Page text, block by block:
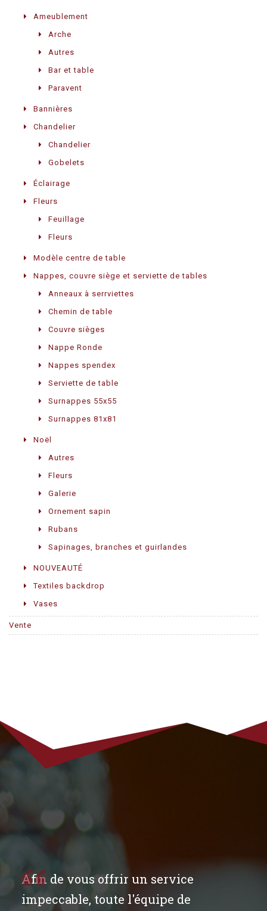
Ameublement
Arche
Autres
Bar et table
Paravent
Bannières
Chandelier
Chandelier
Gobelets
Éclairage
Fleurs
Feuillage
Fleurs
Modèle centre de table
Nappes, couvre siège et serviette de tables
Anneaux à serrviettes
Chemin de table
Couvre sièges
Nappe Ronde
Nappes spendex
Serviette de table
Surnappes 55x55
Surnappes 81x81
Noël
Autres
Fleurs
Galerie
Ornement sapin
Rubans
Sapinages, branches et guirlandes
NOUVEAUTÉ
Textiles backdrop
Vases
Vente
Afin de vous offrir un service
impeccable, toute l'équipe de